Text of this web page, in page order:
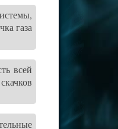
газа
всей